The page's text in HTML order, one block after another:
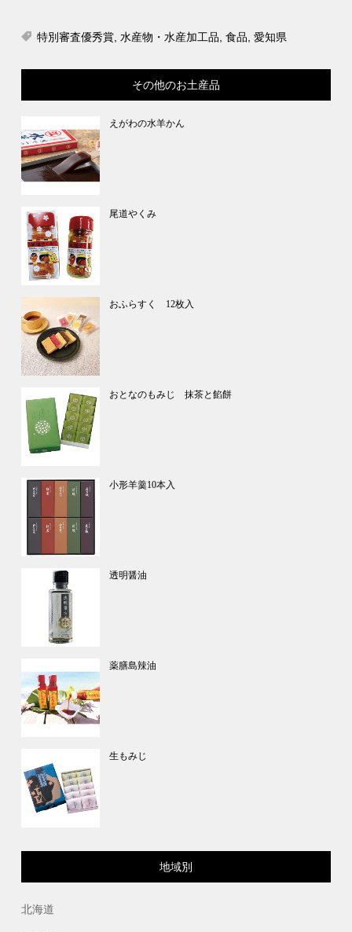
特別審査優秀賞,水産物・水産加工品,食品,愛知県
その他のお土産品
えがわの水羊かん
尾道やくみ
おふらすく 12枚入
おとなのもみじ 抹茶と餡餅
小形羊羹10本入
透明醤油
薬膳島辣油
生もみじ
地域別
北海道